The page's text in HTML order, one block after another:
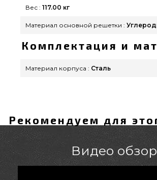
Вес : 117.00 кг
Материал основной решетки :
Комплектация и
Материал корпуса : Сталь
Рекомендуем для
Видео обзор